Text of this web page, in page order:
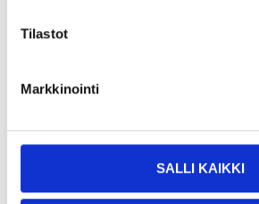
Tilastot
Markkinointi
SALLI KAIKKI
Other customers